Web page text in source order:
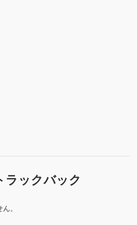
ラックバック
。